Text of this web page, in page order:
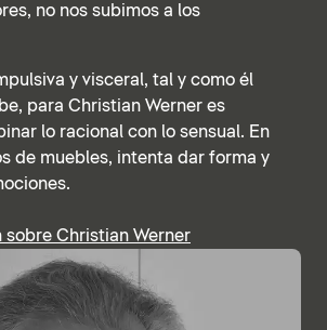
no nos subimos a los
y visceral, tal y como él
para Christian Werner es
lo racional con lo sensual. En
de muebles, intenta dar forma y
sobre Christian Werner